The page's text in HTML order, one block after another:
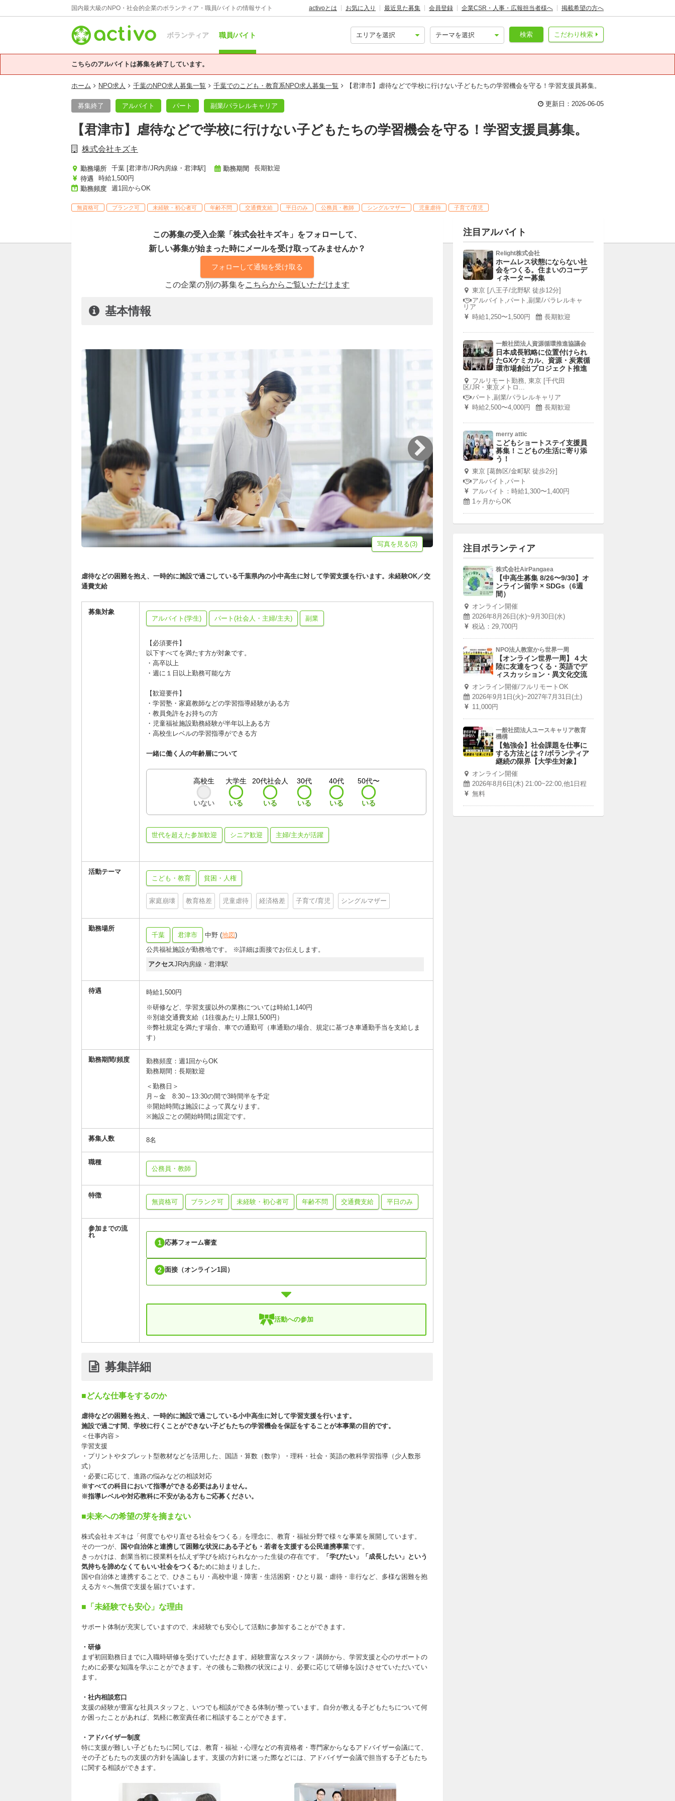
国内最大級のNPO・社会的企業のボランティア・職員/バイトの情報サイト activoとは お気に入り 最近見た募集 会員登録 企業CSR・人事・広報担当者様へ 掲載希望の方へ
ボランティア 職員/バイト こだわり検索
検索
こちらのアルバイトは募集を終了しています。
ホーム NPO求人 千葉のNPO求人募集一覧 千葉でのこども・教育系NPO求人募集一覧 【君津市】虐待などで学校に行けない子どもたちの学習機会を守る！学習支援員募集。
募集終了 アルバイト パート 副業/パラレルキャリア 更新日：2026-06-05
【君津市】虐待などで学校に行けない子どもたちの学習機会を守る！学習支援員募集。
株式会社キズキ
勤務場所
千葉 [君津市/JR内房線・君津駅]
待遇
時給1,500円
勤務頻度
週1回からOK
勤務期間 長期歓迎
無資格可 ブランク可 未経験・初心者可 年齢不問 交通費支給 平日のみ 公務員・教師 シングルマザー 児童虐待 子育て/育児
この募集の受入企業「株式会社キズキ」をフォローして、
新しい募集が始まった時にメールを受け取ってみませんか？
フォローして通知を受け取る
この企業の別の募集をこちらからご覧いただけます
基本情報
写真を見る(3)
虐待などの困難を抱え、一時的に施設で過ごしている千葉県内の小中高生に対して学習支援を行います。未経験OK／交
通費支給
募集対象
アルバイト(学生)
パート(社会人・主婦/主夫) 副業
【必須要件】
以下すべてを満たす方が対象です。
・高卒以上
・週に１日以上勤務可能な方
【歓迎要件】
・学習塾・家庭教師などの学習指導経験がある方
・教員免許をお持ちの方
・児童福祉施設勤務経験が半年以上ある方
・高校生レベルの学習指導ができる方
一緒に働く人の年齢層について
高校生
いない
大学生
いる
20代社会人
いる
30代
いる
40代
いる
50代〜
いる
世代を超えた参加歓迎 シニア歓迎 主婦/主夫が活躍
活動テーマ
こども・教育
貧困・人権
家庭崩壊 教育格差 児童虐待 経済格差 子育て/育児 シングルマザー
勤務場所
千葉
君津市 中野 (地図)
公共福祉施設が勤務地です。 ※詳細は面接でお伝えします。
アクセスJR内房線・君津駅
待遇
時給1,500円
※研修など、学習支援以外の業務については時給1,140円
※別途交通費支給（1往復あたり上限1,500円）
※弊社規定を満たす場合、車での通勤可（車通勤の場合、規定に基づき車通勤手当を支給しま
す）
勤務期間/頻度
勤務頻度：週1回からOK
勤務期間：長期歓迎
＜勤務日＞
月～金 8:30～13:30の間で3時間半を予定
※開始時間は施設によって異なります。
※施設ごとの開始時間は固定です。
募集人数 8名
職種
公務員・教師
特徴
無資格可
ブランク可 未経験・初心者可 年齢不問 交通費支給 平日のみ
参加までの流
れ
1 応募フォーム審査
2 面接（オンライン1回）
活動への参加
募集詳細
■どんな仕事をするのか
虐待などの困難を抱え、一時的に施設で過ごしている小中高生に対して学習支援を行います。
施設で過ごす間、学校に行くことができない子どもたちの学習機会を保証をすることが本事業の目的です。
＜仕事内容＞
学習支援
・プリントやタブレット型教材などを活用した、国語・算数（数学）・理科・社会・英語の教科学習指導（少人数形
式）
・必要に応じて、進路の悩みなどの相談対応
※すべての科目において指導ができる必要はありません。
※指導レベルや対応教科に不安がある方もご応募ください。
■未来への希望の芽を摘まない
株式会社キズキは「何度でもやり直せる社会をつくる」を理念に、教育・福祉分野で様々な事業を展開しています。
その一つが、
国や自治体と連携して困難な状況にある子ども・若者を支援する公民連携事業です。
きっかけは、創業当初に授業料を払えず学びを続けられなかった生徒の存在です。
「学びたい」「成長したい」という
気持ちを諦めなくてもいい社会をつくるために始まりました。
国や自治体と連携することで、ひきこもり・高校中退・障害・生活困窮・ひとり親・虐待・非行など、多様な困難を抱
える方々へ無償で支援を届けています。
■「未経験でも安心」な理由
サポート体制が充実していますので、未経験でも安心して活動に参加することができます。
・研修
まず初回勤務日までに入職時研修を受けていただきます。経験豊富なスタッフ・講師から、学習支援と心のサポートの
ために必要な知識を学ぶことができます。その後もご勤務の状況により、必要に応じて研修を設けさせていただいてい
ます。
・社内相談窓口
支援の経験が豊富な社員スタッフと、いつでも相談ができる体制が整っています。自分が教える子どもたちについて何
か困ったことがあれば、気軽に教室責任者に相談することができます。
・アドバイザー制度
特に支援が難しい子どもたちに関しては、教育・福祉・心理などの有資格者・専門家からなるアドバイザー会議にて、
その子どもたちの支援の方針を議論します。支援の方針に迷った際などには、アドバイザー会議で担当する子どもたち
に関する相談ができます。
注目アルバイト
Relight株式会社
ホームレス状態にならない社
会をつくる。住まいのコーデ
ィネーター募集
東京 [八王子/北野駅 徒歩12分]
アルバイト,パート,副業/パラレルキャ
リア
時給1,250〜1,500円
長期歓迎
一般社団法人資源循環推進協議会
日本成長戦略に位置付けられ
たGXケミカル、資源・炭素循
環市場創出プロジェクト推進
フルリモート勤務, 東京 [千代田
区/JR・東京メトロ...
パート,副業/パラレルキャリア
時給2,500〜4,000円
長期歓迎
merry attic
こどもショートステイ支援員
募集！こどもの生活に寄り添
う！
東京 [葛飾区/金町駅 徒歩2分]
アルバイト,パート
アルバイト：時給1,300〜1,400円
1ヶ月からOK
注目ボランティア
株式会社AirPangaea
【中高生募集 8/26〜9/30】オ
ンライン留学 × SDGs（6週
間）
オンライン開催
2026年8月26日(水)~9月30日(水)
税込：29,700円
NPO法人教室から世界一周
【オンライン世界一周】４大
陸に友達をつくる・英語でデ
ィスカッション・異文化交流
オンライン開催/フルリモートOK
2026年9月1日(火)~2027年7月31日(土)
11,000円
一般社団法人ユースキャリア教育
機構
【勉強会】社会課題を仕事に
する方法とは？/ボランティア
継続の限界【大学生対象】
オンライン開催
2026年8月6日(木) 21:00~22:00,他1日程
無料